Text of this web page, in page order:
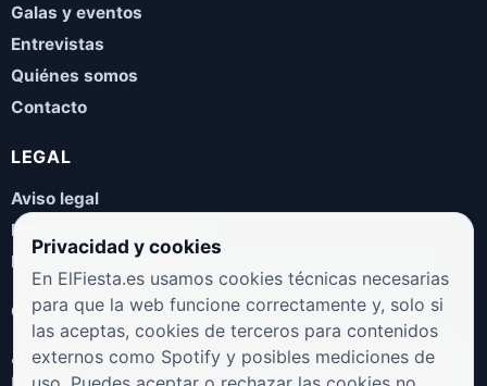
Galas y eventos
Entrevistas
Quiénes somos
Contacto
LEGAL
Aviso legal
Política de privacidad
Política de cookies
COLABORA
¿Eres artista, manager, sello o promotor? Envíanos tus
novedades, galas, entrevistas o propuestas musicales.
Privacidad y cookies
En ElFiesta.es usamos cookies técnicas necesarias
para que la web funcione correctamente y, solo si
las aceptas, cookies de terceros para contenidos
externos como Spotify y posibles mediciones de